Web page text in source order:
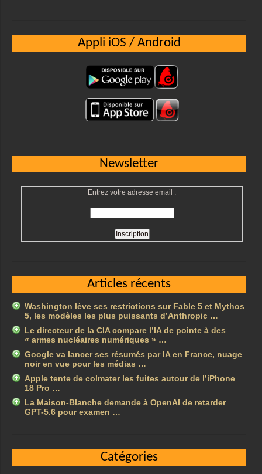
Appli iOS / Android
Newsletter
Entrez votre adresse email :
Articles récents
Washington lève ses restrictions sur Fable 5 et Mythos
5, les modèles les plus puissants d’Anthropic …
Le directeur de la CIA compare l’IA de pointe à des
« armes nucléaires numériques » …
Google va lancer ses résumés par IA en France, nuage
noir en vue pour les médias …
Apple tente de colmater les fuites autour de l’iPhone
18 Pro …
La Maison-Blanche demande à OpenAI de retarder
GPT-5.6 pour examen …
Catégories